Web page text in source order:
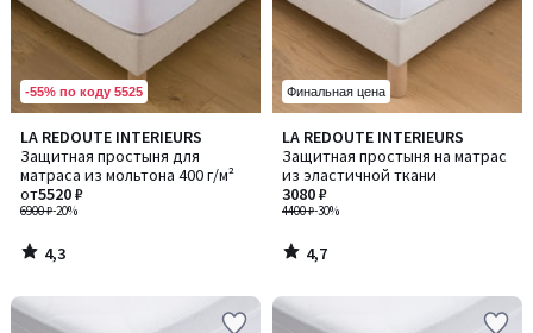
-55% по коду 5525
LA REDOUTE INTERIEURS
Защитная простыня для
матраса из мольтона 400 г/м²
6900 ₽-20%
от5520 ₽
4,3
/ 5
4,3
/
Финальная цена
LA REDOUTE INTERIEURS
Защитная простыня на матрас
из эластичной ткани
4400 ₽-30%
3080 ₽
4,7
/ 5
4,7
/